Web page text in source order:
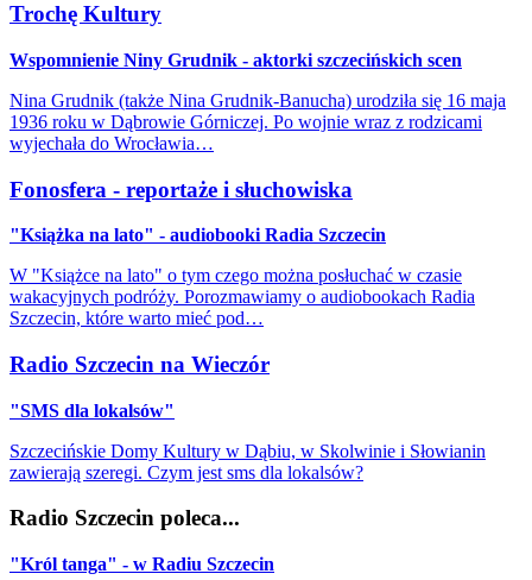
Trochę Kultury
Wspomnienie Niny Grudnik - aktorki szczecińskich scen
Nina Grudnik (także Nina Grudnik-Banucha) urodziła się 16 maja
1936 roku w Dąbrowie Górniczej. Po wojnie wraz z rodzicami
wyjechała do Wrocławia…
Fonosfera - reportaże i słuchowiska
"Książka na lato" - audiobooki Radia Szczecin
W "Książce na lato" o tym czego można posłuchać w czasie
wakacyjnych podróży. Porozmawiamy o audiobookach Radia
Szczecin, które warto mieć pod…
Radio Szczecin na Wieczór
"SMS dla lokalsów"
Szczecińskie Domy Kultury w Dąbiu, w Skolwinie i Słowianin
zawierają szeregi. Czym jest sms dla lokalsów?
Radio Szczecin poleca...
"Król tanga" - w Radiu Szczecin